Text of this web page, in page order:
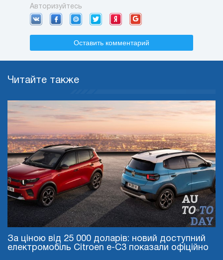
Авторизуйтесь
Оставить комментарий
Читайте также
За ціною від 25 000 доларів: новий доступний
електромобіль Citroen e-C3 показали офіційно